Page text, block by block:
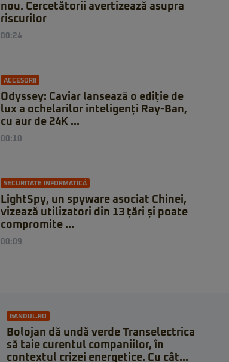
nou. Cercetătorii avertizează asupra
riscurilor
00:24
ACCESORII
Odyssey: Caviar lansează o ediție de
lux a ochelarilor inteligenți Ray-Ban,
cu aur de 24K ...
00:10
SECURITATE INFORMATICĂ
LightSpy, un spyware asociat Chinei,
vizează utilizatori din 13 țări și poate
compromite ...
00:09
GANDUL.RO
Bolojan dă undă verde Transelectrica
să taie curentul companiilor, în
contextul crizei energetice. Cu cât...